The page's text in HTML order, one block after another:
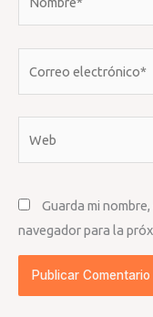
Guarda mi
navegador para la